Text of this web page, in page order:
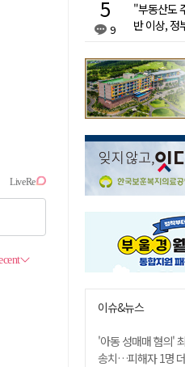
9
"부동산도
반 이상, 정
이슈&뉴스
'아동 성매매 혐의'
송치…피해자 1명